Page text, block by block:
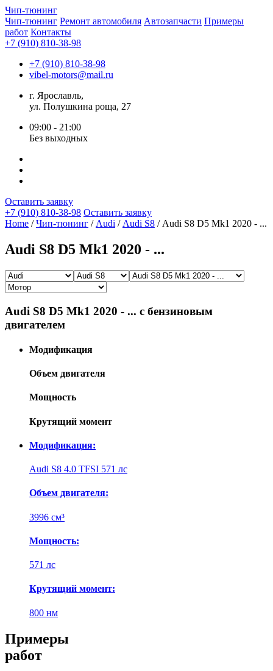
Чип-тюнинг
Чип-тюнинг Ремонт автомобиля Автозапчасти Примеры
работ Контакты
+7 (910) 810-38-98
+7 (910) 810-38-98
vibel-motors@mail.ru
г. Ярославль,
ул. Полушкина роща, 27
09:00 - 21:00
Без выходных
Оставить заявку
+7 (910) 810-38-98 Оставить заявку
Home /Чип-тюнинг / Audi / Audi S8 / Audi S8 D5 Mk1 2020 - ...
Audi S8 D5 Mk1 2020 - ...
Audi S8 D5 Mk1 2020 - ... с бензиновым
двигателем
Модификация
Объем двигателя
Мощность
Крутящий момент
Модификация:
Audi S8 4.0 TFSI 571 лс
Объем двигателя:
3996 см³
Мощность:
571 лс
Крутящий момент:
800 нм
Примеры
работ